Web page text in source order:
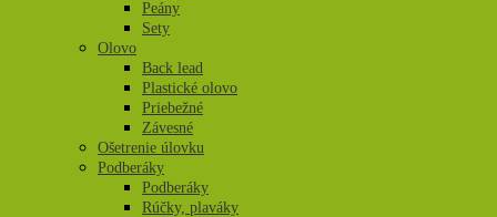
Peány
Sety
Olovo
Back lead
Plastické olovo
Priebežné
Závesné
Ošetrenie úlovku
Podberáky
Podberáky
Rúčky, plaváky